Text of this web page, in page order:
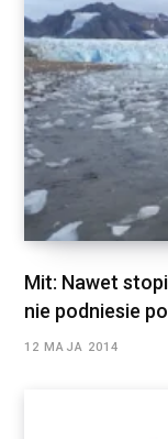
Mit: Nawet
nie podniesie
12 MAJA 2014